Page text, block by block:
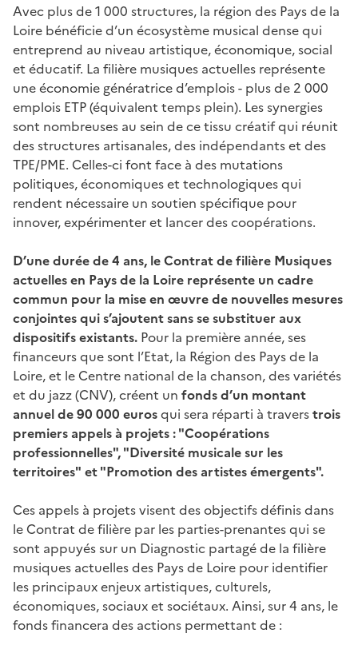
Avec plus de 1 000 structures, la région des Pays de la
Loire bénéficie d’un écosystème musical dense qui
entreprend au niveau artistique, économique, social
et éducatif. La filière musiques actuelles représente
une économie génératrice d’emplois - plus de 2 000
emplois ETP (équivalent temps plein). Les synergies
sont nombreuses au sein de ce tissu créatif qui réunit
des structures artisanales, des indépendants et des
TPE/PME. Celles-ci font face à des mutations
politiques, économiques et technologiques qui
rendent nécessaire un soutien spécifique pour
innover, expérimenter et lancer des coopérations.
D’une durée de 4 ans, le Contrat de filière Musiques
actuelles en Pays de la Loire représente un cadre
commun pour la mise en œuvre de nouvelles mesures
conjointes qui s’ajoutent sans se substituer aux
dispositifs existants. Pour la première année, ses
financeurs que sont l’Etat, la Région des Pays de la
Loire, et le Centre national de la chanson, des variétés
et du jazz (CNV), créent un fonds d’un montant
annuel de 90 000 eurosqui sera réparti à traverstrois
premiers appels à projets : "Coopérations
professionnelles", "Diversité musicale sur les
territoires" et "Promotion des artistes émergents".
Ces appels à projets visent des objectifs définis dans
le Contrat de filière par les parties-prenantes qui se
sont appuyés sur un Diagnostic partagé de la filière
musiques actuelles des Pays de Loire pour identifier
les principaux enjeux artistiques, culturels,
économiques, sociaux et sociétaux. Ainsi, sur 4 ans, le
fonds financera des actions permettant de :